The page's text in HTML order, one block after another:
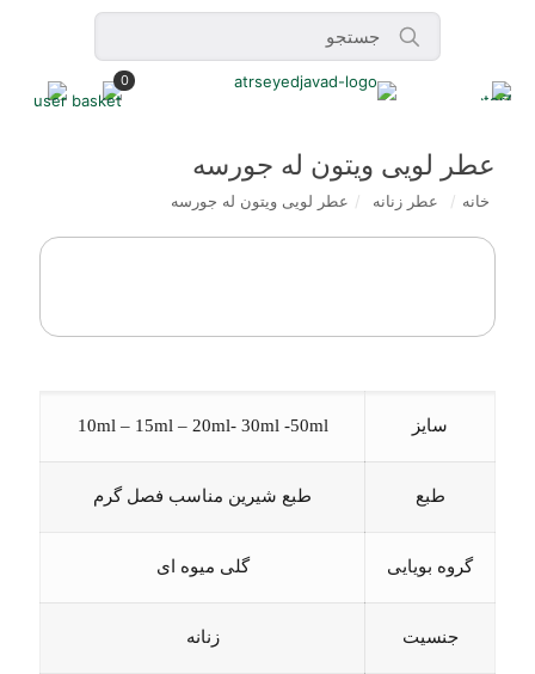
0
عطر لویی ویتون له جورسه
خانه / عطر زنانه / عطر لویی ویتون له جورسه
سایز 10ml – 15ml – 20ml- 30ml -50ml
طبع طبع شیرین مناسب فصل گرم
گروه بویایی گلی میوه ای
جنسیت زنانه